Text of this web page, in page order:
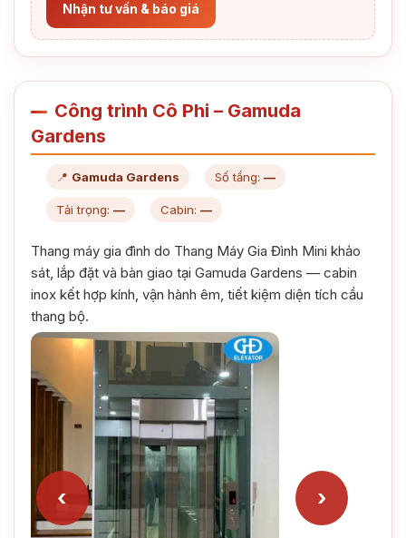
Nhận tư vấn & báo giá
Công trình Cô Phi – Gamuda
Gardens
📍 Gamuda Gardens Số tầng: —
Tải trọng: — Cabin: —
Thang máy gia đình do Thang Máy Gia Đình Mini khảo
sát, lắp đặt và bàn giao tại Gamuda Gardens — cabin
inox kết hợp kính, vận hành êm, tiết kiệm diện tích cầu
thang bộ.
‹ ›